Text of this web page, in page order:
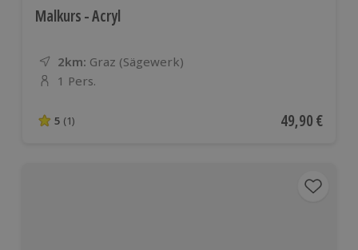
Malkurs - Acryl
2km: Entfernung
Standort
Graz (Sägewerk)
Anzahl der Teilnehmer
1 Pers.
5 von 5 Sternen basierend auf 1 Bewertungen
5 (1) Aktueller
49,90 €